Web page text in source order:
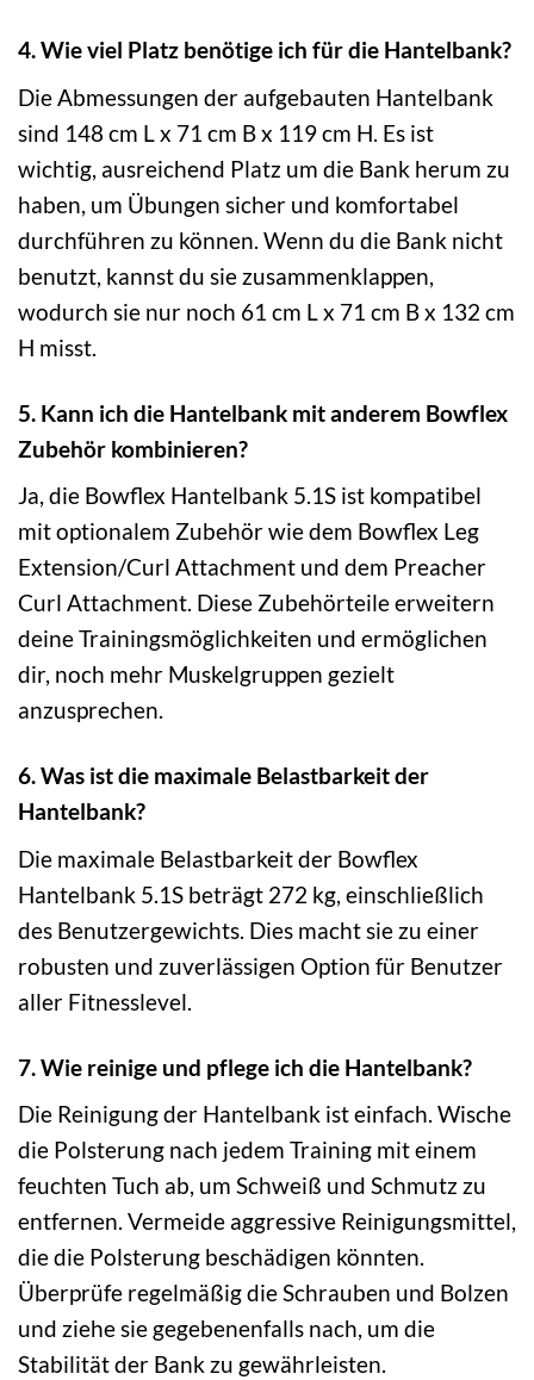
4. Wie viel Platz benötige ich für die Hantelbank?
Die Abmessungen der aufgebauten Hantelbank
sind 148 cm L x 71 cm B x 119 cm H. Es ist
wichtig, ausreichend Platz um die Bank herum zu
haben, um Übungen sicher und komfortabel
durchführen zu können. Wenn du die Bank nicht
benutzt, kannst du sie zusammenklappen,
wodurch sie nur noch 61 cm L x 71 cm B x 132 cm
H misst.
5. Kann ich die Hantelbank mit anderem Bowflex
Zubehör kombinieren?
Ja, die Bowflex Hantelbank 5.1S ist kompatibel
mit optionalem Zubehör wie dem Bowflex Leg
Extension/Curl Attachment und dem Preacher
Curl Attachment. Diese Zubehörteile erweitern
deine Trainingsmöglichkeiten und ermöglichen
dir, noch mehr Muskelgruppen gezielt
anzusprechen.
6. Was ist die maximale Belastbarkeit der
Hantelbank?
Die maximale Belastbarkeit der Bowflex
Hantelbank 5.1S beträgt 272 kg, einschließlich
des Benutzergewichts. Dies macht sie zu einer
robusten und zuverlässigen Option für Benutzer
aller Fitnesslevel.
7. Wie reinige und pflege ich die Hantelbank?
Die Reinigung der Hantelbank ist einfach. Wische
die Polsterung nach jedem Training mit einem
feuchten Tuch ab, um Schweiß und Schmutz zu
entfernen. Vermeide aggressive Reinigungsmittel,
die die Polsterung beschädigen könnten.
Überprüfe regelmäßig die Schrauben und Bolzen
und ziehe sie gegebenenfalls nach, um die
Stabilität der Bank zu gewährleisten.